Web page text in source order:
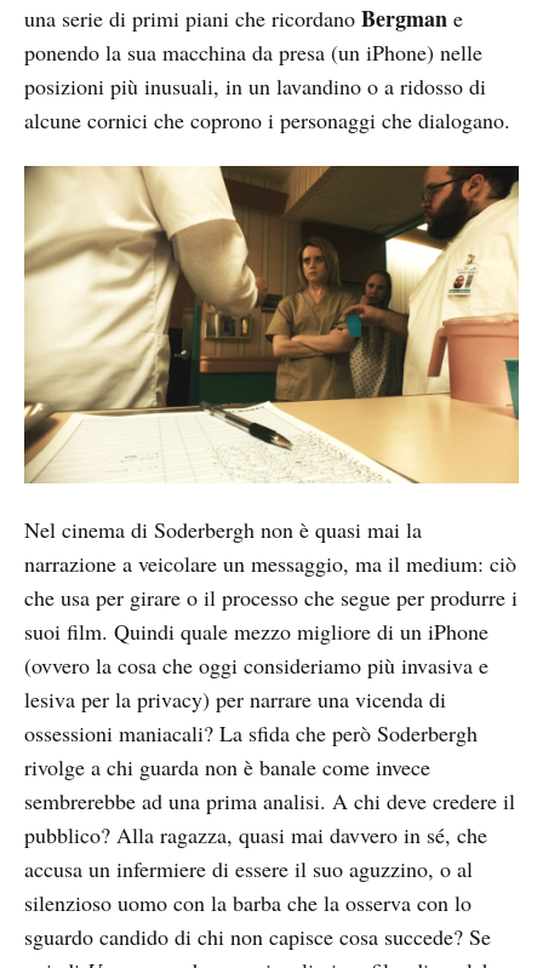
una serie di primi piani che ricordano Bergman e
ponendo la sua macchina da presa (un iPhone) nelle
posizioni più inusuali, in un lavandino o a ridosso di
alcune cornici che coprono i personaggi che dialogano.
Nel cinema di Soderbergh non è quasi mai la
narrazione a veicolare un messaggio, ma il medium: ciò
che usa per girare o il processo che segue per produrre i
suoi film. Quindi quale mezzo migliore di un iPhone
(ovvero la cosa che oggi consideriamo più invasiva e
lesiva per la privacy) per narrare una vicenda di
ossessioni maniacali? La sfida che però Soderbergh
rivolge a chi guarda non è banale come invece
sembrerebbe ad una prima analisi. A chi deve credere il
pubblico? Alla ragazza, quasi mai davvero in sé, che
accusa un infermiere di essere il suo aguzzino, o al
silenzioso uomo con la barba che la osserva con lo
sguardo candido di chi non capisce cosa succede? Se